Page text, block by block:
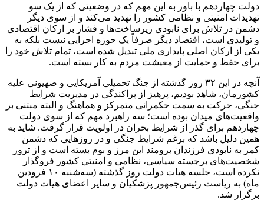
دولت چهاردهم با باور به این مهم که در وضعیتی که از یک سو
تهدیدات امنیتی و نظامی کشور را تهدید می‌کند و از سوی دیگر
دشمن در تلاش برای نابودی زیرساخت‌ها و فشار بر ارکان اقتصادی
و تولیدی است، اقتصاد دیگر صرفاً یک حوزه اجرایی نیست بلکه به
یکی از ارکان اصلی پایداری ملی تبدیل شده است، تمام تلاش خود را
برای حفظ و حمایت از معیشت مردم به کار بسته است.
آنچه در این ۳۲ روز گذشته از جنگ تحمیلی آمریکایی و صهیونی علیه
کشورمان، شاهد بودیم، پرهیز از پراکندگی در مدیریت شرایط
جنگی، حرکت به سمت حکمرانی متمرکز و هماهنگ و البته مبتنی بر
واقعیت‌های میدان بوده است؛ سه راهبرد مهم که از سوی دولت
چهاردهم برای گذر از شرایط بحران در اولویت قرار گرفت. شاید به
همین دلیل باشد که برغم شرایط جنگی و در روزهایی که دشمن
کمر به نابودی فرزندان برومند این مرز و بوم بسته است و از ترور
شخصیت‌های برجسته سیاسی، نظامی و امنیتی کشور فروگذار
نکرده است، جلسه هیات دولت روز گذشته (سه‌شنبه ۱۰ فرودین
ماه) به ریاست رئیس‌جمهور پزشکیان و سایر اعضای هیات دولت
برگزار شد.